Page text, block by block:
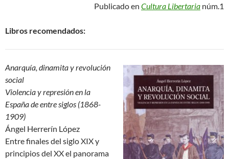
Publicado en Cultura Libertaria núm.1
Libros recomendados:
Anarquía, dinamita y revolución
social
Violencia y represión en la
España de entre siglos (1868-
1909)
Ángel Herrerín López
Entre finales del siglo XIX y
principios del XX el panorama